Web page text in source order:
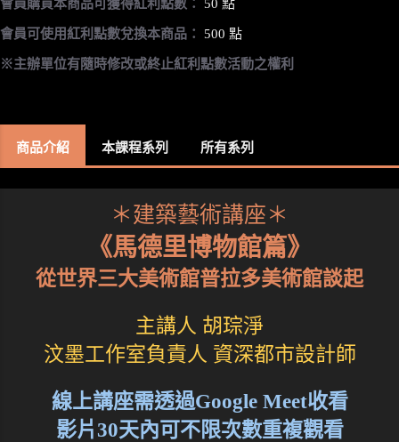
會員購買本商品可獲得紅利點數： 50 點
會員可使用紅利點數兌換本商品： 500 點
※主辦單位有隨時修改或終止紅利點數活動之權利
商品介紹 本課程系列 所有系列
＊建築藝術講座＊
《馬德里博物館篇》
從世界三大美術館普拉多美術館談起
主講人 胡琮淨
汶墨工作室負責人 資深都市設計師
線上講座需透過Google Meet收看
影片30天內可不限次數重複觀看